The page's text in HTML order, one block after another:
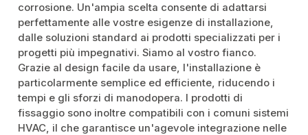
corrosione. Un'ampia scelta consente di adattarsi
perfettamente alle vostre esigenze di installazione,
dalle soluzioni standard ai prodotti specializzati per i
progetti più impegnativi. Siamo al vostro fianco.
Grazie al design facile da usare, l'installazione è
particolarmente semplice ed efficiente, riducendo i
tempi e gli sforzi di manodopera. I prodotti di
fissaggio sono inoltre compatibili con i comuni sistemi
HVAC, il che garantisce un'agevole integrazione nelle